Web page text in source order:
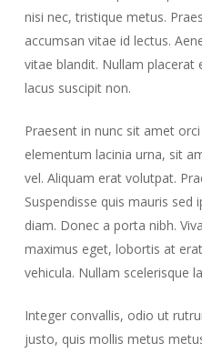
nisi nec, tristique metus.
accumsan vitae id lectus.
vitae blandit. Nullam
lacus suscipit non.
Praesent in nunc sit amet
elementum lacinia urna, sit
vel. Aliquam erat volutpat.
Suspendisse quis mauris
diam. Donec a porta nibh.
maximus eget, lobortis at
vehicula. Nullam scelerisque
Integer convallis, odio ut
justo, quis mollis metus